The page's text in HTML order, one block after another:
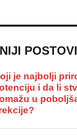
POSTOVI